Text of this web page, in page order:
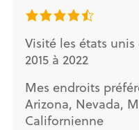
Visité les états
2015 à 2022
Mes endroits
Arizona, Nevada,
Californienne